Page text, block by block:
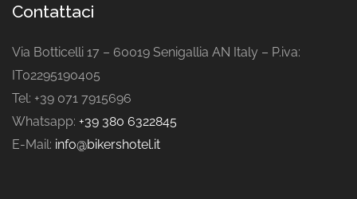
Contattaci
Via Botticelli 17 – 60019 Senigallia AN Italy – P.iva:
IT02295190405
Tel: +39 071 7915696
Whatsapp: +39 380 6322845
E-Mail: info@bikershotel.it